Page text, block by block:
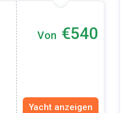
Von €540
Yacht anzeigen